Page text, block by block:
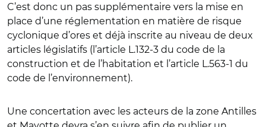
C’est donc un pas supplémentaire vers la mise en
place d’une réglementation en matière de risque
cyclonique d’ores et déjà inscrite au niveau de deux
articles législatifs (l’article L.132-3 du code de la
construction et de l’habitation et l’article L.563-1 du
code de l’environnement).
Une concertation avec les acteurs de la zone Antilles